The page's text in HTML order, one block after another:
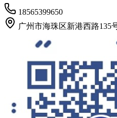
18565399650
广州市海珠区新港西路135